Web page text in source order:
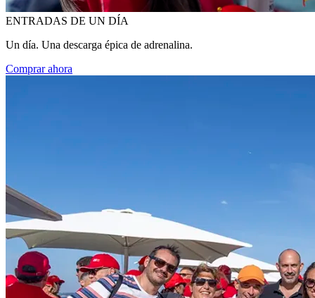
ENTRADAS DE UN DÍA
Un día. Una descarga épica de adrenalina.
Comprar ahora